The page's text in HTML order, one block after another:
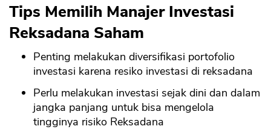
Tips Memilih Manajer Investasi
Reksadana Saham
Penting melakukan diversifikasi portofolio
investasi karena resiko investasi di reksadana
Perlu melakukan investasi sejak dini dan dalam
jangka panjang untuk bisa mengelola
tingginya risiko Reksadana